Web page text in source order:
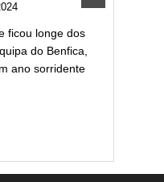
ficou longe dos
do Benfica,
ano sorridente